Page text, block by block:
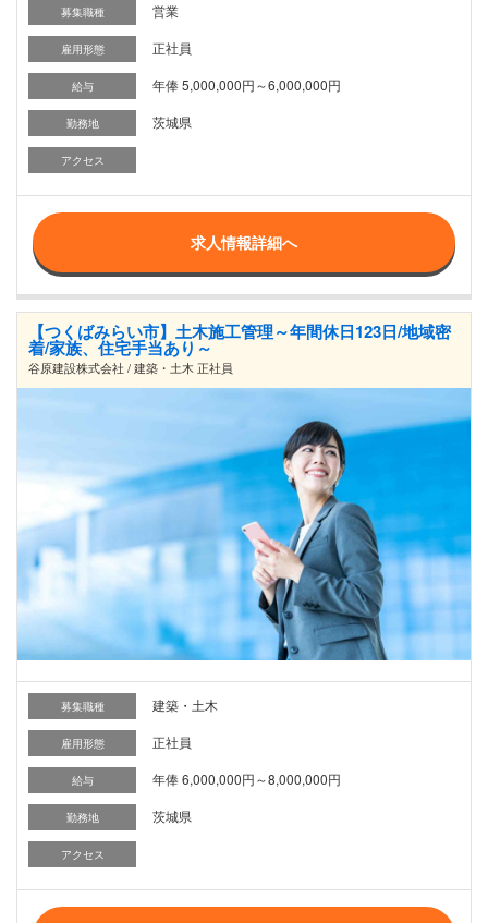
募集職種 営業
雇用形態 正社員
給与 年俸 5,000,000円～6,000,000円
勤務地 茨城県
アクセス
求人情報詳細へ
【つくばみらい市】土木施工管理～年間休日123日/地域密
着/家族、住宅手当あり～
谷原建設株式会社 / 建築・土木 正社員
募集職種 建築・土木
雇用形態 正社員
給与 年俸 6,000,000円～8,000,000円
勤務地 茨城県
アクセス